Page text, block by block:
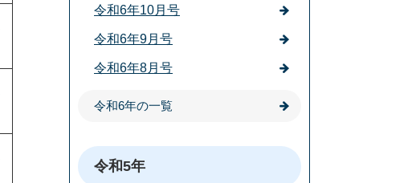
令和6年10月号
令和6年9月号
令和6年8月号
令和6年の一覧
令和5年